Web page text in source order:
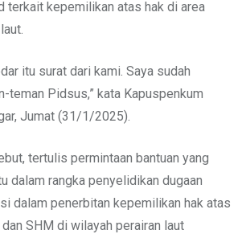
terkait kepemilikan atas hak di area
itu surat dari kami. Saya sudah
teman Pidsus,” kata Kapuspenkum
Jumat (31/1/2025).
tertulis permintaan bantuan yang
dalam rangka penyelidikan dugaan
dalam penerbitan kepemilikan hak atas
SHM di wilayah perairan laut